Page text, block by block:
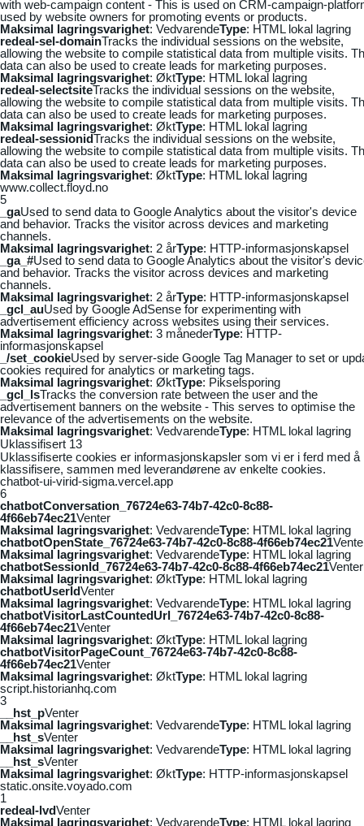
with web-campaign content - This is used on CRM-campaign-
used by website owners for promoting events or products.
Maksimal lagringsvarighet: VedvarendeType: HTML lokal lagring
redeal-sel-domainTracks the individual sessions on the website,
allowing the website to compile statistical data from multiple visits.
data can also be used to create leads for marketing purposes.
Maksimal lagringsvarighet: ØktType: HTML lokal lagring
redeal-selectsiteTracks the individual sessions on the website,
allowing the website to compile statistical data from multiple visits.
data can also be used to create leads for marketing purposes.
Maksimal lagringsvarighet: ØktType: HTML lokal lagring
redeal-sessionidTracks the individual sessions on the website,
allowing the website to compile statistical data from multiple visits.
data can also be used to create leads for marketing purposes.
Maksimal lagringsvarighet: ØktType: HTML lokal lagring
www.collect.floyd.no
5
_gaUsed to send data to Google Analytics about the visitor's device
and behavior. Tracks the visitor across devices and marketing
channels.
Maksimal lagringsvarighet: 2 årType: HTTP-informasjonskapsel
_ga_#Used to send data to Google Analytics about the visitor's
and behavior. Tracks the visitor across devices and marketing
channels.
Maksimal lagringsvarighet: 2 årType: HTTP-informasjonskapsel
_gcl_auUsed by Google AdSense for experimenting with
advertisement efficiency across websites using their services.
Maksimal lagringsvarighet: 3 månederType: HTTP-
informasjonskapsel
_/set_cookieUsed by server-side Google Tag Manager to set or
cookies required for analytics or marketing tags.
Maksimal lagringsvarighet: ØktType: Pikselsporing
_gcl_lsTracks the conversion rate between the user and the
advertisement banners on the website - This serves to optimise the
relevance of the advertisements on the website.
Maksimal lagringsvarighet: VedvarendeType: HTML lokal lagring
Uklassifisert 13
Uklassifiserte cookies er informasjonskapsler som vi er i ferd med å
klassifisere, sammen med leverandørene av enkelte cookies.
chatbot-ui-virid-sigma.vercel.app
6
chatbotConversation_76724e63-74b7-42c0-8c88-
4f66eb74ec21Venter
Maksimal lagringsvarighet: VedvarendeType: HTML lokal lagring
chatbotOpenState_76724e63-74b7-42c0-8c88-4f66eb74ec21
Maksimal lagringsvarighet: VedvarendeType: HTML lokal lagring
chatbotSessionId_76724e63-74b7-42c0-8c88-4f66eb74ec21Venter
Maksimal lagringsvarighet: ØktType: HTML lokal lagring
chatbotUserIdVenter
Maksimal lagringsvarighet: VedvarendeType: HTML lokal lagring
chatbotVisitorLastCountedUrl_76724e63-74b7-42c0-8c88-
4f66eb74ec21Venter
Maksimal lagringsvarighet: ØktType: HTML lokal lagring
chatbotVisitorPageCount_76724e63-74b7-42c0-8c88-
4f66eb74ec21Venter
Maksimal lagringsvarighet: ØktType: HTML lokal lagring
script.historianhq.com
3
__hst_pVenter
Maksimal lagringsvarighet: VedvarendeType: HTML lokal lagring
__hst_sVenter
Maksimal lagringsvarighet: VedvarendeType: HTML lokal lagring
__hst_sVenter
Maksimal lagringsvarighet: ØktType: HTTP-informasjonskapsel
static.onsite.voyado.com
1
redeal-lvdVenter
Maksimal lagringsvarighet: VedvarendeType: HTML lokal lagring